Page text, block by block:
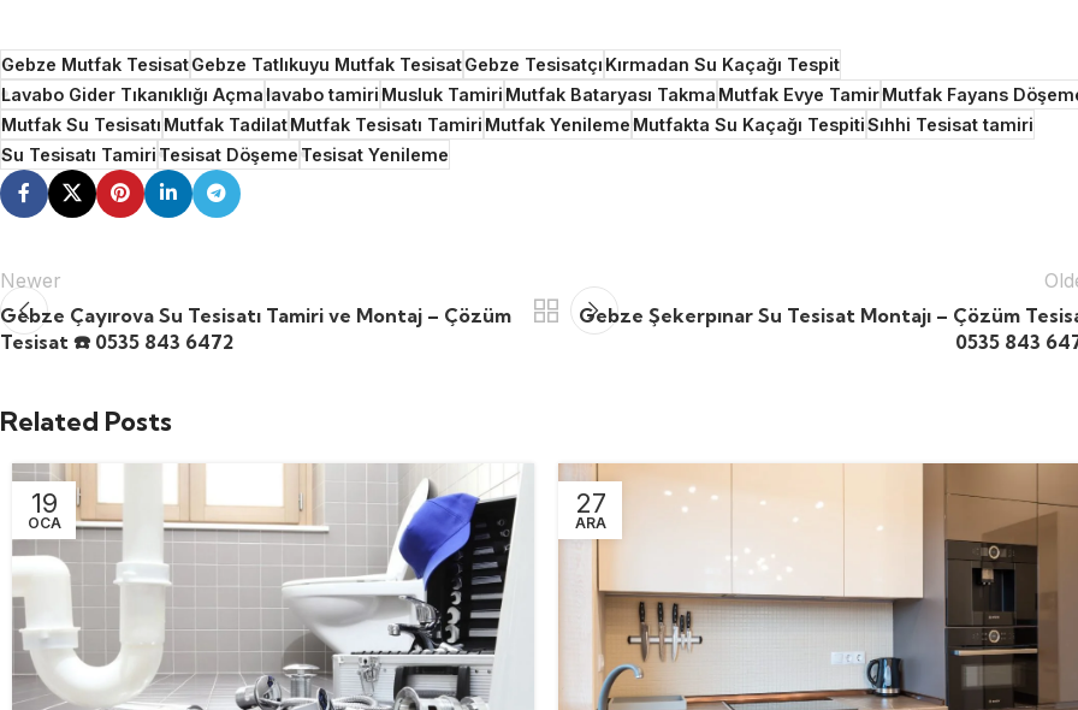
Gebze Mutfak TesisatGebze Tatlıkuyu Mutfak TesisatGebze TesisatçıKırmadan Su Kaçağı Tespit
Lavabo Gider Tıkanıklığı Açmalavabo tamiriMusluk TamiriMutfak Bataryası TakmaMutfak Evye TamirMutfak Fayans
Mutfak Su TesisatıMutfak TadilatMutfak Tesisatı TamiriMutfak YenilemeMutfakta Su Kaçağı TespitiSıhhi Tesisat tamiri
Su Tesisatı TamiriTesisat DöşemeTesisat Yenileme
Newer
Gebze Çayırova Su Tesisatı Tamiri ve Montaj – Çözüm
Tesisat ☎️ 0535 843 6472
Gebze Şekerpınar Su Tesisat Montajı – Çözüm
0535 843
Related Posts
19
OCA
27
ARA